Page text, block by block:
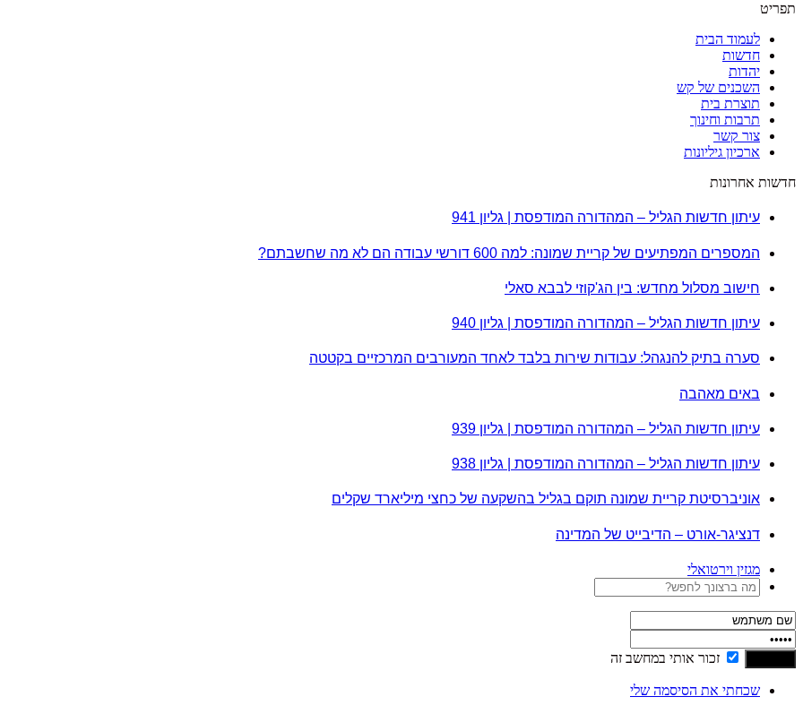
תפריט
לעמוד הבית
חדשות
יהדות
השכנים של קש
תוצרת בית
תרבות וחינוך
צור קשר
ארכיון גיליונות
חדשות אחרונות
עיתון חדשות הגליל – המהדורה המודפסת | גליון 941
המספרים המפתיעים של קריית שמונה: למה 600 דורשי עבודה הם לא מה שחשבתם?
חישוב מסלול מחדש: בין הג'קוזי לבבא סאלי
עיתון חדשות הגליל – המהדורה המודפסת | גליון 940
סערה בתיק להנגהל: עבודות שירות בלבד לאחד המעורבים המרכזיים בקטטה
באים מאהבה
עיתון חדשות הגליל – המהדורה המודפסת | גליון 939
עיתון חדשות הגליל – המהדורה המודפסת | גליון 938
אוניברסיטת קריית שמונה תוקם בגליל בהשקעה של כחצי מיליארד שקלים
דנציגר-אורט – הדיבייט של המדינה
מגזין וירטואלי
זכור אותי במחשב זה
שכחתי את הסיסמה שלי